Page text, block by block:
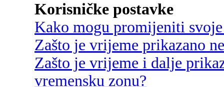
Korisničke postavke
Kako mogu promijeniti svoje
Zašto je vrijeme prikazano
Zašto je vrijeme i dalje
vremensku zonu?